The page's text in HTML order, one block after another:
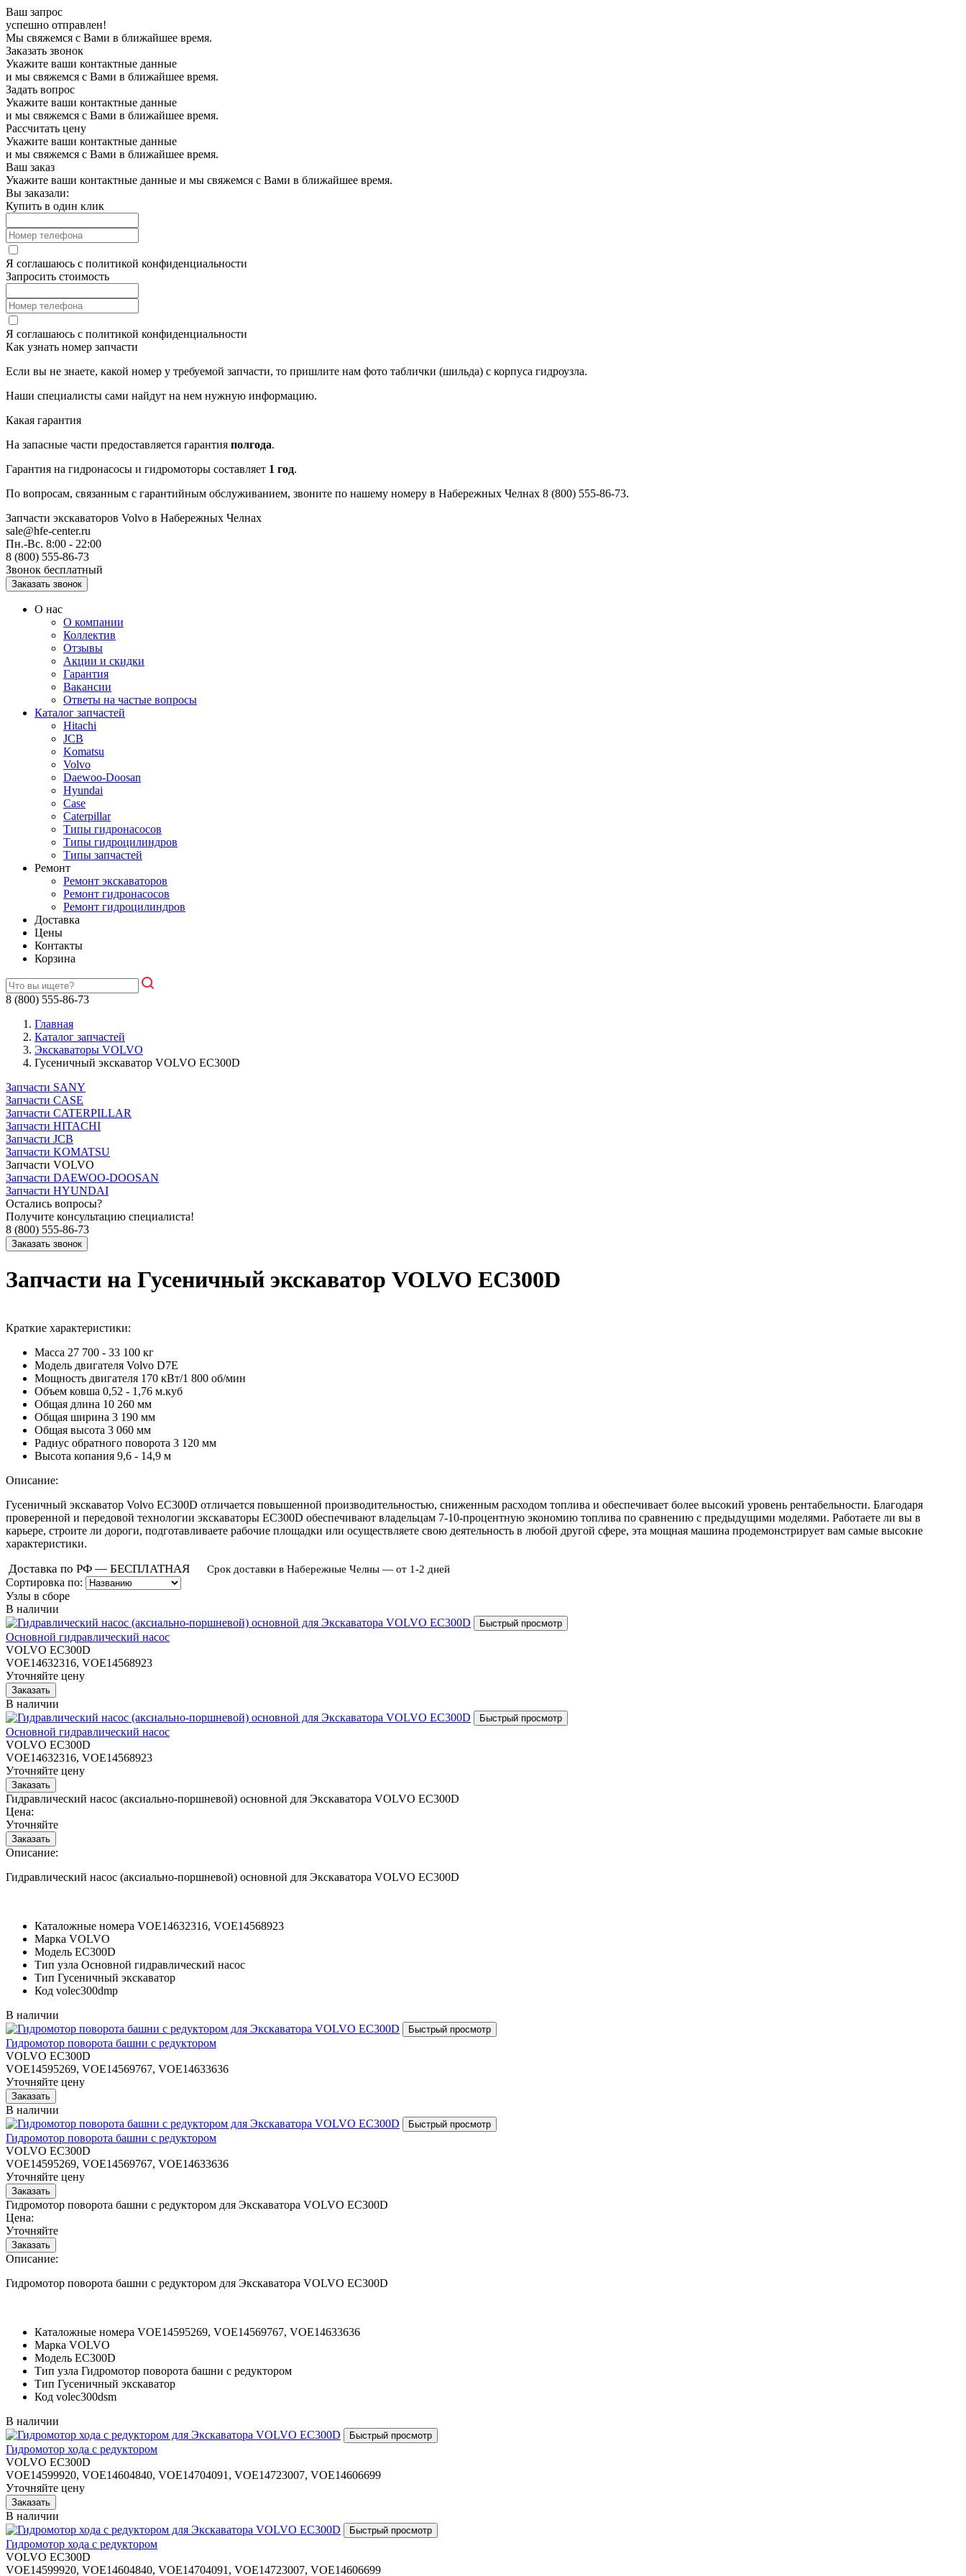
Ваш запрос
успешно отправлен!
Мы свяжемся с Вами в ближайшее время.
Заказать звонок
Укажите ваши контактные данные
и мы свяжемся с Вами в ближайшее время.
Задать вопрос
Укажите ваши контактные данные
и мы свяжемся с Вами в ближайшее время.
Рассчитать цену
Укажите ваши контактные данные
и мы свяжемся с Вами в ближайшее время.
Ваш заказ
Укажите ваши контактные данные и мы свяжемся с Вами в ближайшее время.
Вы заказали:
Купить в один клик
Я соглашаюсь с политикой конфиденциальности
Запросить стоимость
Я соглашаюсь с политикой конфиденциальности
Как узнать номер запчасти
Если вы не знаете, какой номер у требуемой запчасти, то пришлите нам фото таблички (шильда) с корпуса гидроузла.
Наши специалисты сами найдут на нем нужную информацию.
Какая гарантия
На запасные части предоставляется гарантия полгода.
Гарантия на гидронасосы и гидромоторы составляет 1 год.
По вопросам, связанным с гарантийным обслуживанием, звоните по нашему номеру в Набережных Челнах 8 (800) 555-86-73.
Запчасти экскаваторов Volvo в Набережных Челнах
sale@hfe-center.ru
Пн.-Вс. 8:00 - 22:00
8 (800) 555-86-73
Звонок бесплатный
О нас
О компании
Коллектив
Отзывы
Акции и скидки
Гарантия
Вакансии
Ответы на частые вопросы
Каталог запчастей
Hitachi
JCB
Komatsu
Volvo
Daewoo-Doosan
Hyundai
Case
Caterpillar
Типы гидронасосов
Типы гидроцилиндров
Типы запчастей
Ремонт
Ремонт экскаваторов
Ремонт гидронасосов
Ремонт гидроцилиндров
Доставка
Цены
Контакты
Корзина
8 (800) 555-86-73
Главная
Каталог запчастей
Экскаваторы VOLVO
Гусеничный экскаватор VOLVO EC300D
Запчасти SANY
Запчасти CASE
Запчасти CATERPILLAR
Запчасти HITACHI
Запчасти JCB
Запчасти KOMATSU
Запчасти VOLVO
Запчасти DAEWOO-DOOSAN
Запчасти HYUNDAI
Остались вопросы?
Получите консультацию специалиста!
8 (800) 555-86-73
Запчасти на Гусеничный экскаватор VOLVO EC300D
Краткие характеристики:
Масса 27 700 - 33 100 кг
Модель двигателя Volvo D7E
Мощность двигателя 170 кВт/1 800 об/мин
Объем ковша 0,52 - 1,76 м.куб
Общая длина 10 260 мм
Общая ширина 3 190 мм
Общая высота 3 060 мм
Радиус обратного поворота 3 120 мм
Высота копания 9,6 - 14,9 м
Описание:
Гусеничный экскаватор Volvo EC300D отличается повышенной производительностью, сниженным расходом топлива и обеспечивает более высокий уровень рентабельности. Благодаря
проверенной и передовой технологии экскаваторы EC300D обеспечивают владельцам 7-10-процентную экономию топлива по сравнению с предыдущими моделями. Работаете ли вы в
карьере, строите ли дороги, подготавливаете рабочие площадки или осуществляете свою деятельность в любой другой сфере, эта мощная машина продемонстрирует вам самые высокие
характеристики.
Доставка по РФ — БЕСПЛАТНАЯ Срок доставки в Набережные Челны — от 1-2 дней
Сортировка по:
Узлы в сборе
В наличии
Основной гидравлический насос
VOLVO EC300D
VOE14632316, VOE14568923
Уточняйте цену
В наличии
Основной гидравлический насос
VOLVO EC300D
VOE14632316, VOE14568923
Уточняйте цену
Гидравлический насос (аксиально-поршневой) основной для Экскаватора VOLVO EC300D
Цена:
Уточняйте
Описание:
Гидравлический насос (аксиально-поршневой) основной для Экскаватора VOLVO EC300D
Каталожные номера VOE14632316, VOE14568923
Марка VOLVO
Модель EC300D
Тип узла Основной гидравлический насос
Тип Гусеничный экскаватор
Код volec300dmp
В наличии
Гидромотор поворота башни с редуктором
VOLVO EC300D
VOE14595269, VOE14569767, VOE14633636
Уточняйте цену
В наличии
Гидромотор поворота башни с редуктором
VOLVO EC300D
VOE14595269, VOE14569767, VOE14633636
Уточняйте цену
Гидромотор поворота башни с редуктором для Экскаватора VOLVO EC300D
Цена:
Уточняйте
Описание:
Гидромотор поворота башни с редуктором для Экскаватора VOLVO EC300D
Каталожные номера VOE14595269, VOE14569767, VOE14633636
Марка VOLVO
Модель EC300D
Тип узла Гидромотор поворота башни с редуктором
Тип Гусеничный экскаватор
Код volec300dsm
В наличии
Гидромотор хода с редуктором
VOLVO EC300D
VOE14599920, VOE14604840, VOE14704091, VOE14723007, VOE14606699
Уточняйте цену
В наличии
Гидромотор хода с редуктором
VOLVO EC300D
VOE14599920, VOE14604840, VOE14704091, VOE14723007, VOE14606699